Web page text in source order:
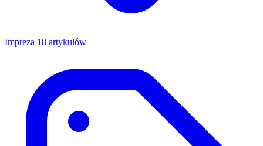
Impreza 18 artykułów